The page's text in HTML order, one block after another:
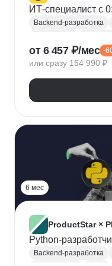
ИТ-специалист с
Backend-разработка
Frontend-разработка
Тестирование
от 6 457 ₽/мес -
или сразу 154 990 ₽
6 мес
ProductStar ×
Python-
Backend-разработка